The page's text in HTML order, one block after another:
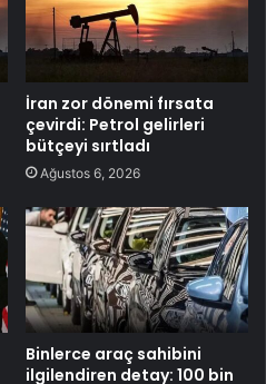
İran zor dönemi fırsata
çevirdi: Petrol gelirleri
bütçeyi sırtladı
Ağustos 6, 2026
Binlerce araç sahibini
ilgilendiren detay: 100 bin